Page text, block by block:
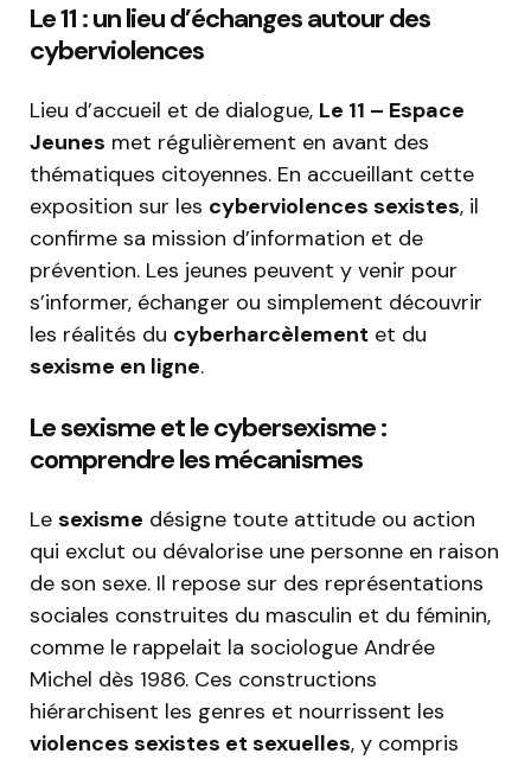
Le 11 : un lieu d’échanges autour des
cyberviolences
Lieu d’accueil et de dialogue, Le 11 – Espace
Jeunes met régulièrement en avant des
thématiques citoyennes. En accueillant cette
exposition sur les cyberviolences sexistes, il
confirme sa mission d’information et de
prévention. Les jeunes peuvent y venir pour
s’informer, échanger ou simplement découvrir
les réalités du cyberharcèlement et du
sexisme en ligne.
Le sexisme et le cybersexisme :
comprendre les mécanismes
Le sexisme désigne toute attitude ou action
qui exclut ou dévalorise une personne en raison
de son sexe. Il repose sur des représentations
sociales construites du masculin et du féminin,
comme le rappelait la sociologue Andrée
Michel dès 1986. Ces constructions
hiérarchisent les genres et nourrissent les
violences sexistes et sexuelles, y compris